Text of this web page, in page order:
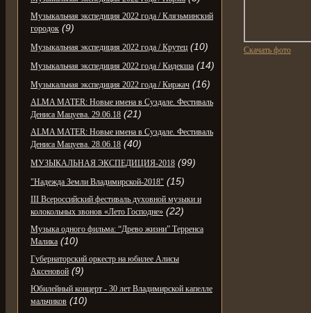
Музыкальная экспедиция 2022 года / Клязьминский
городок (9)
Музыкальная экспедиция 2022 года / Крутец (10)
Музыкальная экспедиция 2022 года / Кидекша (14)
Музыкальная экспедиция 2022 года / Киржач (16)
ALMA MATER: Новые имена в Суздале. Фестиваль
Дениса Мацуева. 29.06.18 (21)
ALMA MATER: Новые имена в Суздале. Фестиваль
Дениса Мацуева. 28.06.18 (40)
МУЗЫКАЛЬНАЯ ЭКСПЕДИЦИЯ-2018 (99)
"Надежда Земли Владимирской-2018" (15)
III Всероссийский фестиваль духовной музыки и
колокольных звонов «Лето Господне» (22)
Музыка одного фильма: “Древо жизни” Терренса
Малика (10)
Губернаторский оркестр на юбилее Алисы
Аксеновой (9)
Юбилейный концерт - 30 лет Владимирской капелле
мальчиков (10)
Скачать фото